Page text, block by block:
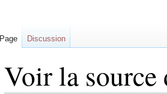
Voir la
Page Discussion